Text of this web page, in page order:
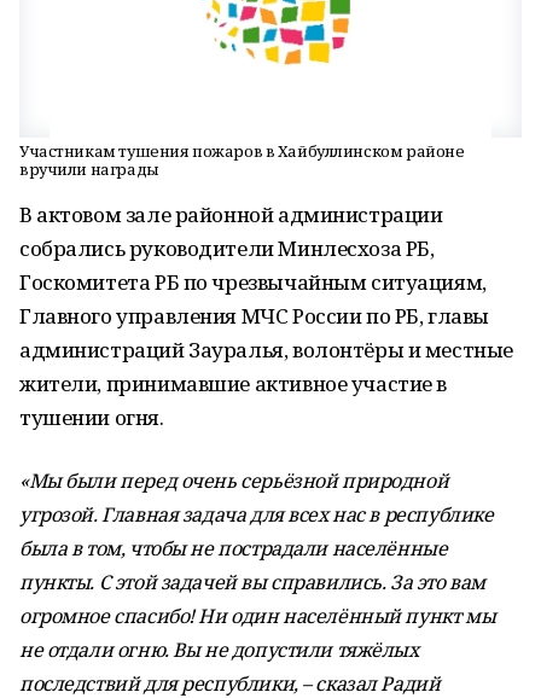
Участникам тушения пожаров в Хайбуллинском районе
вручили награды
В актовом зале районной администрации
собрались руководители Минлесхоза РБ,
Госкомитета РБ по чрезвычайным ситуациям,
Главного управления МЧС России по РБ, главы
администраций Зауралья, волонтёры и местные
жители, принимавшие активное участие в
тушении огня.
«Мы были перед очень серьёзной природной
угрозой. Главная задача для всех нас в республике
была в том, чтобы не пострадали населённые
пункты. С этой задачей вы справились. За это вам
огромное спасибо! Ни один населённый пункт мы
не отдали огню. Вы не допустили тяжёлых
последствий для республики, – сказал Радий